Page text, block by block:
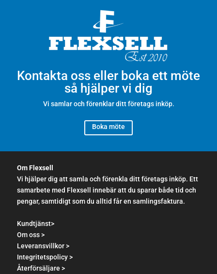
Kontakta oss eller boka ett möte
så hjälper vi dig
Vi samlar och förenklar ditt företags inköp.
Boka möte
Om Flexsell
Vi hjälper dig att samla och förenkla ditt företags inköp. Ett
samarbete med Flexsell innebär att du sparar både tid och
pengar, samtidigt som du alltid får en samlingsfaktura.
Kundtjänst>
Om oss >
Leveransvillkor >
Integritetspolicy >
Återförsäljare >